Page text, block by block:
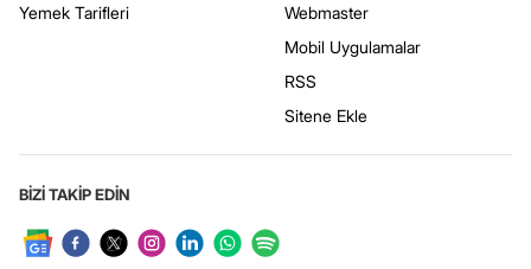
Yemek Tarifleri
Webmaster
Mobil Uygulamalar
RSS
Sitene Ekle
BİZİ TAKİP EDİN